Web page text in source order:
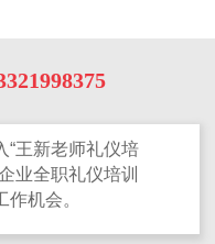
“王新老师礼仪培
业全职礼仪培训
机会。